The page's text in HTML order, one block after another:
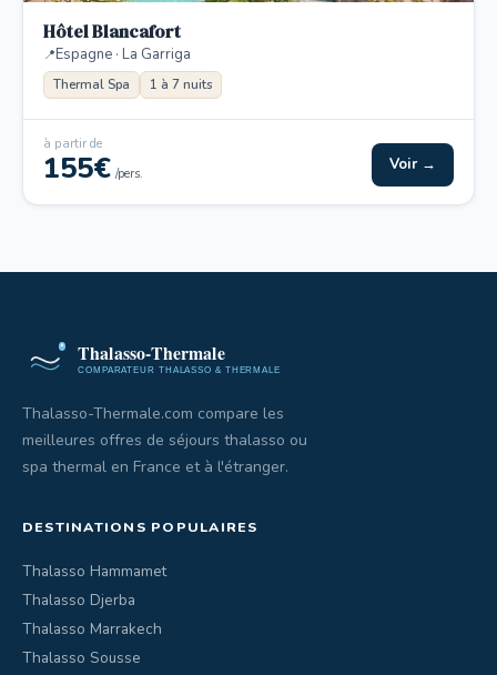
Hôtel Blancafort
Espagne · La Garriga
Thermal Spa 1 à 7 nuits
à partir de
155€ /pers. Voir →
Thalasso-Thermale.com compare les
meilleures offres de séjours thalasso ou
spa thermal en France et à l'étranger.
DESTINATIONS POPULAIRES
Thalasso Hammamet
Thalasso Djerba
Thalasso Marrakech
Thalasso Sousse